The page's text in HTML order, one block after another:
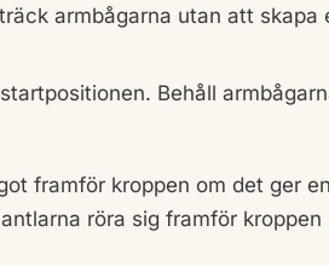
armbågarna utan att skapa
Behåll
framför kroppen om det ger en
röra sig framför kroppen